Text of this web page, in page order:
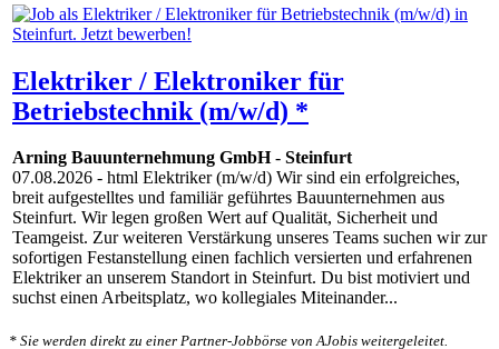
Elektriker / Elektroniker für
Betriebstechnik (m/w/d) *
Arning Bauunternehmung GmbH- Steinfurt
07.08.2026 - html Elektriker (m/w/d) Wir sind ein erfolgreiches,
breit aufgestelltes und familiär geführtes Bauunternehmen aus
Steinfurt. Wir legen großen Wert auf Qualität, Sicherheit und
Teamgeist. Zur weiteren Verstärkung unseres Teams suchen wir zur
sofortigen Festanstellung einen fachlich versierten und erfahrenen
Elektriker an unserem Standort in Steinfurt. Du bist motiviert und
suchst einen Arbeitsplatz, wo kollegiales Miteinander...
* Sie werden direkt zu einer Partner-Jobbörse von AJobis weitergeleitet.